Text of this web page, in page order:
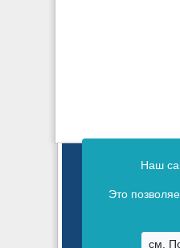
Наш
Это
см.